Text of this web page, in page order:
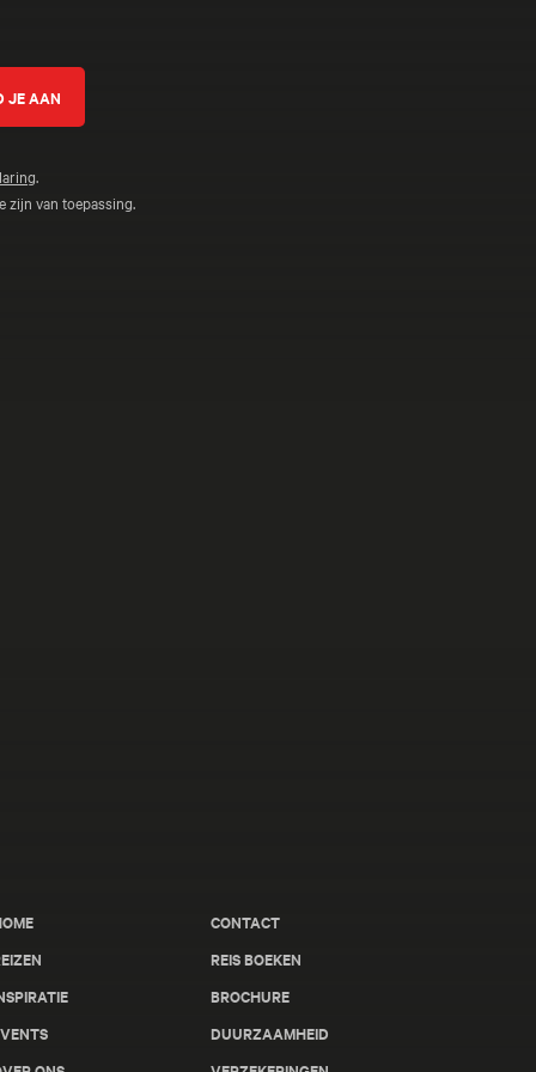
.
zijn van toepassing.
CONTACT
REIS BOEKEN
BROCHURE
DUURZAAMHEID